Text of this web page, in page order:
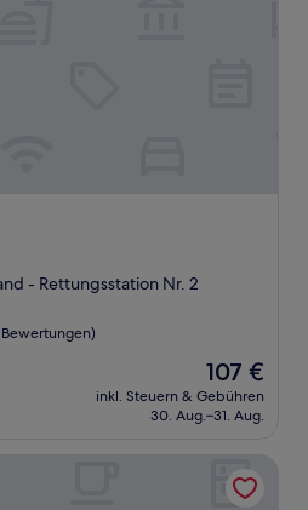
- Rettungsstation Nr. 2
Der
Preis
beträgt
107 €
inkl. Steuern & Gebühren
30. Aug.–31. Aug.